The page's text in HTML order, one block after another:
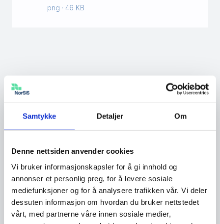
Samtykke Detaljer Om
Denne nettsiden anvender cookies
Vi bruker informasjonskapsler for å gi innhold og
annonser et personlig preg, for å levere sosiale
mediefunksjoner og for å analysere trafikken vår. Vi deler
dessuten informasjon om hvordan du bruker nettstedet
vårt, med partnerne våre innen sosiale medier,
png · 46 KB